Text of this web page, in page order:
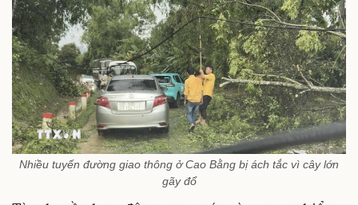
Nhiều tuyến đường giao thông ở Cao Bằng bị ách tắc vì cây lớn
gãy đổ